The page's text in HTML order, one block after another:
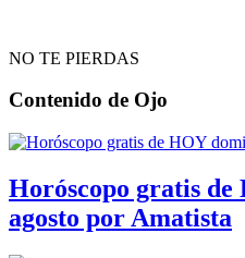
NO TE PIERDAS
Contenido de Ojo
Horóscopo gratis de
agosto por Amatista